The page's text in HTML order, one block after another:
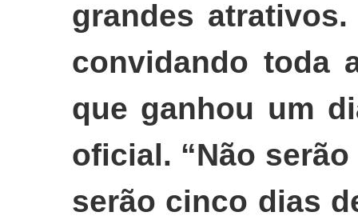
grandes
convidando toda
que ganhou um
oficial. “Não
serão cinco dias